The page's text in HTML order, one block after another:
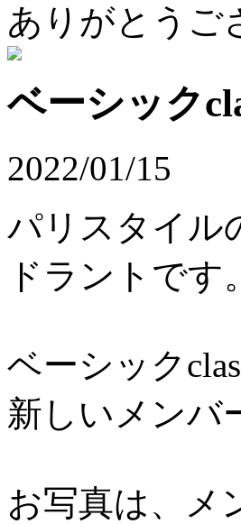
ありがとうご
ベーシック
2022/01/15
パリスタイ
ドラントです。
ベーシック
新しいメンバ
お写真は、メ